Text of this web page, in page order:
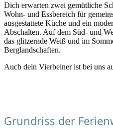
Dich erwarten zwei gemütliche
Wohn- und Essbereich für
ausgestattete Küche und ein
Abschalten. Auf dem Süd- und
das glitzernde Weiß und im
Berglandschaften.
Auch dein Vierbeiner ist bei uns
Grundriss der